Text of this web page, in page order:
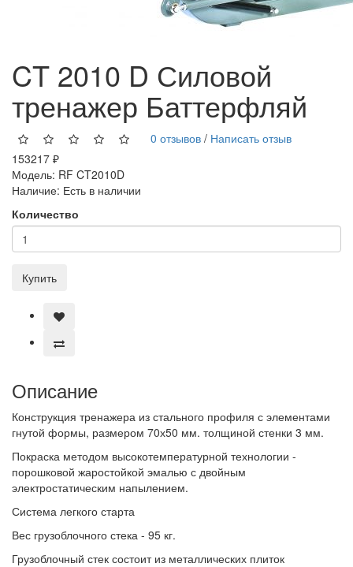
CT 2010 D Силовой
тренажер Баттерфляй
0 отзывов / Написать отзыв
153217 ₽
Модель: RF CT2010D
Наличие: Есть в наличии
Количество
Купить
Описание
Конструкция тренажера из стального профиля с элементами
гнутой формы, размером 70х50 мм. толщиной стенки 3 мм.
Покраска методом высокотемпературной технологии -
порошковой жаростойкой эмалью с двойным
электростатическим напылением.
Система легкого старта
Вес грузоблочного стека - 95 кг.
Грузоблочный стек состоит из металлических плиток